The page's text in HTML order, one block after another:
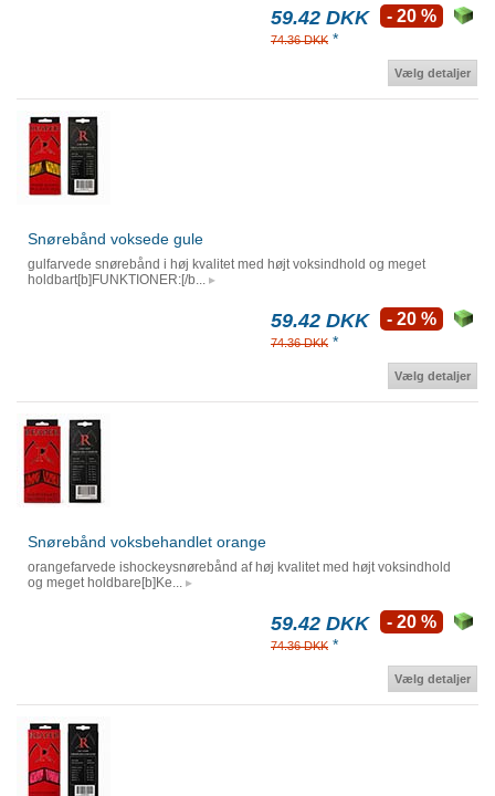
59.42 DKK
74.36 DKK *
- 20 %
Vælg detaljer
Snørebånd voksede gule
gulfarvede snørebånd i høj kvalitet med højt voksindhold og meget
holdbart[b]FUNKTIONER:[/b...
59.42 DKK
74.36 DKK *
- 20 %
Vælg detaljer
Snørebånd voksbehandlet orange
orangefarvede ishockeysnørebånd af høj kvalitet med højt voksindhold
og meget holdbare[b]Ke...
59.42 DKK
74.36 DKK *
- 20 %
Vælg detaljer